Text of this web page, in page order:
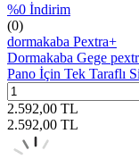
%0 İndirim
(0)
dormakaba Pextra+
Dormakaba Gege
Pano İçin Tek Taraflı
2.592,00 TL
2.592,00 TL